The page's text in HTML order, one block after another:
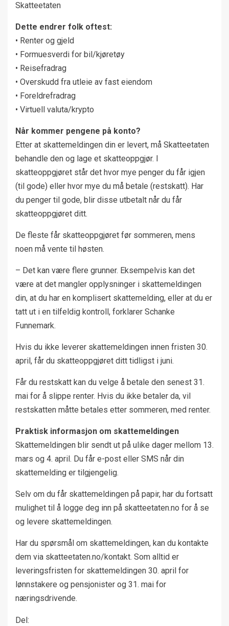
Skatteetaten
Dette endrer folk oftest:
• Renter og gjeld
• Formuesverdi for bil/kjøretøy
• Reisefradrag
• Overskudd fra utleie av fast eiendom
• Foreldrefradrag
• Virtuell valuta/krypto
Når kommer pengene på konto?
Etter at skattemeldingen din er levert, må Skatteetaten
behandle den og lage et skatteoppgjør. I
skatteoppgjøret står det hvor mye penger du får igjen
(til gode) eller hvor mye du må betale (restskatt). Har
du penger til gode, blir disse utbetalt når du får
skatteoppgjøret ditt.
De fleste får skatteoppgjøret før sommeren, mens
noen må vente til høsten.
– Det kan være flere grunner. Eksempelvis kan det
være at det mangler opplysninger i skattemeldingen
din, at du har en komplisert skattemelding, eller at du er
tatt ut i en tilfeldig kontroll, forklarer Schanke
Funnemark.
Hvis du ikke leverer skattemeldingen innen fristen 30.
april, får du skatteoppgjøret ditt tidligst i juni.
Får du restskatt kan du velge å betale den senest 31.
mai for å slippe renter. Hvis du ikke betaler da, vil
restskatten måtte betales etter sommeren, med renter.
Praktisk informasjon om skattemeldingen
Skattemeldingen blir sendt ut på ulike dager mellom 13.
mars og 4. april. Du får e-post eller SMS når din
skattemelding er tilgjengelig.
Selv om du får skattemeldingen på papir, har du fortsatt
mulighet til å logge deg inn på skatteetaten.no for å se
og levere skattemeldingen.
Har du spørsmål om skattemeldingen, kan du kontakte
dem via skatteetaten.no/kontakt. Som alltid er
leveringsfristen for skattemeldingen 30. april for
lønnstakere og pensjonister og 31. mai for
næringsdrivende.
Del: